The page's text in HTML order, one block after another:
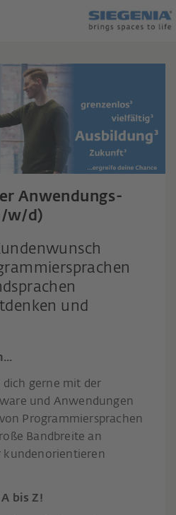
Anwendungs-
w/d)
und
gerne mit der
und Anwendungen
Programmiersprachen
Bandbreite an
kundenorientieren
bis Z!